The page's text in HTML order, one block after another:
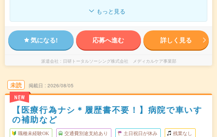
もっと見る
気になる! 応募へ進む 詳しく見る
派遣会社 日研トータルソーシング株式会社 メディカルケア事業部
未読
NEW
掲載日 2026/08/05
【医療行為ナシ＊履歴書不要！】病院で車いす
の補助など
職種未経験OK 交通費別途支給あり 土日祝日が休み 残業なし